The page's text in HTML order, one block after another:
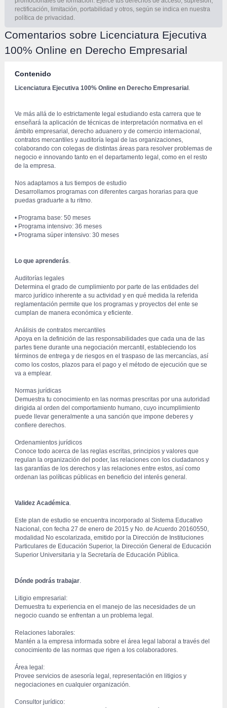
rectificación, limitación, portabilidad y otros, según se indica en nuestra
política de privacidad.
Comentarios sobre Licenciatura Ejecutiva
100% Online en Derecho Empresarial
Contenido
Licenciatura Ejecutiva 100% Online en Derecho Empresarial .
Ve más allá de lo estrictamente legal estudiando esta carrera que te
enseñará la aplicación de técnicas de interpretación normativa en el
ámbito empresarial, derecho aduanero y de comercio internacional,
contratos mercantiles y auditoría legal de las organizaciones,
colaborando con colegas de distintas áreas para resolver problemas de
negocio e innovando tanto en el departamento legal, como en el resto
de la empresa.
Nos adaptamos a tus tiempos de estudio
Desarrollamos programas con diferentes cargas horarias para que
puedas graduarte a tu ritmo.
• Programa base: 50 meses
• Programa intensivo: 36 meses
• Programa súper intensivo: 30 meses
Lo que aprenderás.
Auditorías legales
Determina el grado de cumplimiento por parte de las entidades del
marco jurídico inherente a su actividad y en qué medida la referida
reglamentación permite que los programas y proyectos del ente se
cumplan de manera económica y eficiente.
Análisis de contratos mercantiles
Apoya en la definición de las responsabilidades que cada una de las
partes tiene durante una negociación mercantil, estableciendo los
términos de entrega y de riesgos en el traspaso de las mercancías, así
como los costos, plazos para el pago y el método de ejecución que se
va a emplear.
Normas jurídicas
Demuestra tu conocimiento en las normas prescritas por una autoridad
dirigida al orden del comportamiento humano, cuyo incumplimiento
puede llevar generalmente a una sanción que impone deberes y
confiere derechos.
Ordenamientos jurídicos
Conoce todo acerca de las reglas escritas, principios y valores que
regulan la organización del poder, las relaciones con los ciudadanos y
las garantías de los derechos y las relaciones entre estos, así como
ordenan las políticas públicas en beneficio del interés general.
Validez Académica.
Este plan de estudio se encuentra incorporado al Sistema Educativo
Nacional, con fecha 27 de enero de 2015 y No. de Acuerdo 20160550,
modalidad No escolarizada, emitido por la Dirección de Instituciones
Particulares de Educación Superior, la Dirección General de Educación
Superior Universitaria y la Secretaría de Educación Pública.
Dónde podrás trabajar.
Litigio empresarial:
Demuestra tu experiencia en el manejo de las necesidades de un
negocio cuando se enfrentan a un problema legal.
Relaciones laborales:
Mantén a la empresa informada sobre el área legal laboral a través del
conocimiento de las normas que rigen a los colaboradores.
Área legal:
Provee servicios de asesoría legal, representación en litigios y
negociaciones en cualquier organización.
Consultor jurídico: